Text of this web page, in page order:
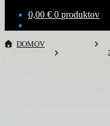
0,00 € 0 produktov
DOMOV